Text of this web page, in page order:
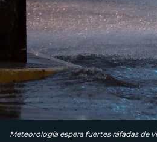
Meteorología espera fuertes ráfadas de